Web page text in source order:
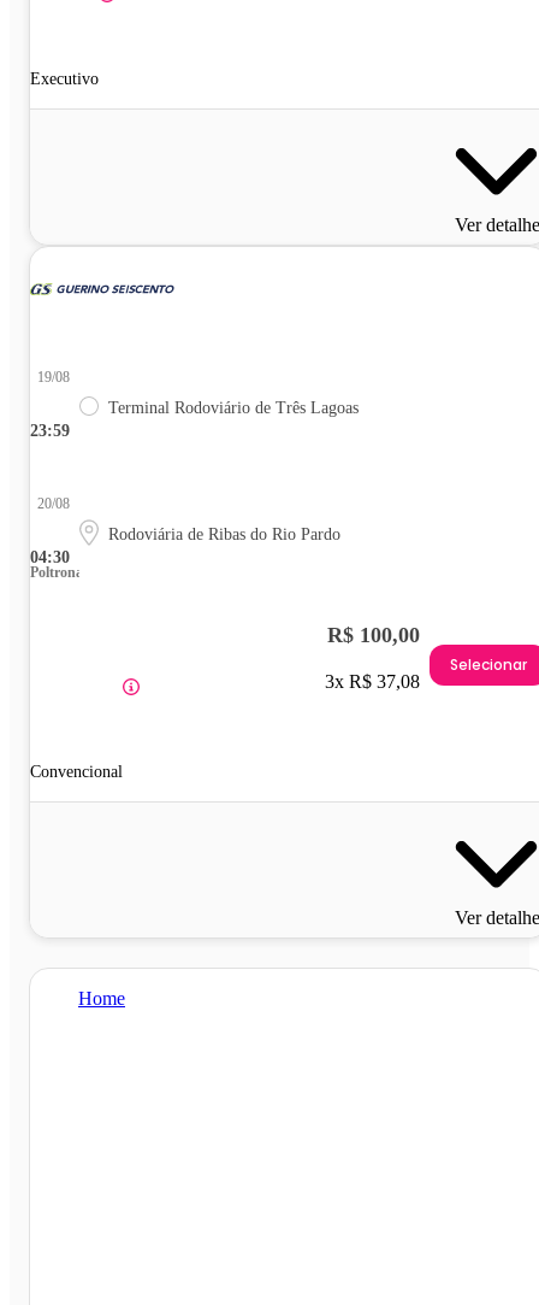
Executivo
Ver
23:59
19/08
Terminal Rodoviário de Três Lagoas
04:30
20/08
Rodoviária de Ribas do Rio Pardo
Poltrona
Convencional
R$ 100,00
3x R$ 37,08
Selecionar
Ver
Home